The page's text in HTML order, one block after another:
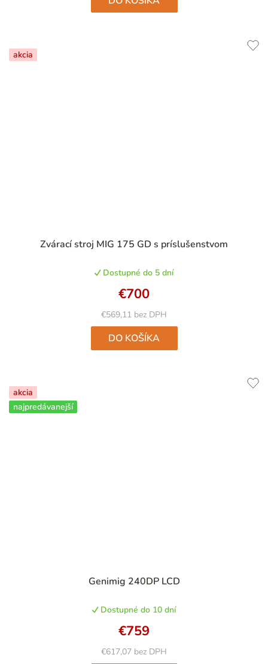
akcia
Zvárací stroj MIG 175 GD s príslušenstvom
hodnotenie
je
5,0
z
5
hviezdičiek.
Dostupné do 5 dní
€569,11 bez DPH
€700
DO KOŠÍKA
akcia
najpredávanejší
Genimig 240DP LCD
Dostupné do 10 dní
€617,07 bez DPH
€759